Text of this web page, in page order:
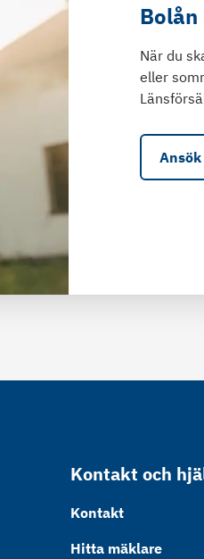
När du
eller
Kontakt och
Kontakt
Hitta mäklare